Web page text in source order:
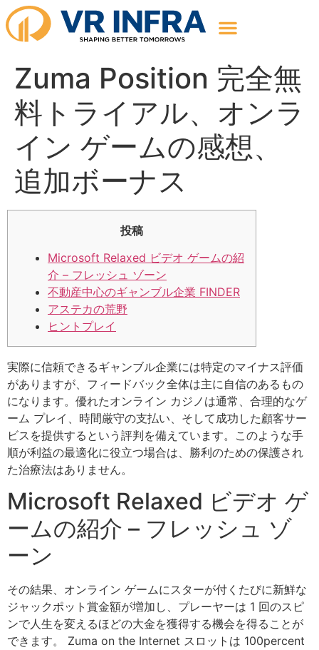
Zuma Position 完全無
料トライアル、オンラ
イン ゲームの感想、
追加ボーナス
投稿
Microsoft Relaxed ビデオ ゲームの紹
介 – フレッシュ ゾーン
不動産中心のギャンブル企業 FINDER
アステカの荒野
ヒントプレイ
実際に信頼できるギャンブル企業には特定のマイナス評価
がありますが、フィードバック全体は主に自信のあるもの
になります。優れたオンライン カジノは通常、合理的なゲ
ーム プレイ、時間厳守の支払い、そして成功した顧客サー
ビスを提供するという評判を備えています。このような手
順が利益の最適化に役立つ場合は、勝利のための保護され
た治療法はありません。
Microsoft Relaxed ビデオ ゲ
ームの紹介 – フレッシュ ゾ
ーン
その結果、オンライン ゲームにスターが付くたびに新鮮な
ジャックポット賞金額が増加し、プレーヤーは 1 回のスピ
ンで人生を変えるほどの大金を獲得する機会を得ることが
できます。 Zuma on the Internet スロットは 100percent